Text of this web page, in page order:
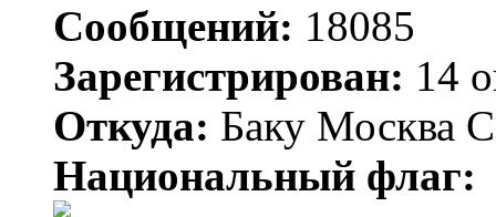
Сообщений: 18085
Зарегистрирован: 14
Откуда: Баку Москва
Национальный флаг: